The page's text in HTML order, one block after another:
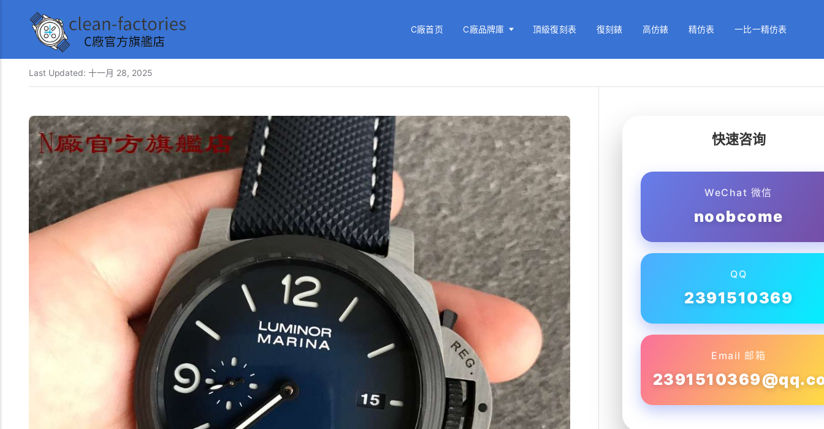
C廠首页 C廠品牌庫 頂級復刻表 復刻錶 高仿錶 精仿表 一比一精仿表
Last Updated: 十一月 28, 2025
快速咨询
WeChat 微信
noobcome
QQ
2391510369
Email 邮箱